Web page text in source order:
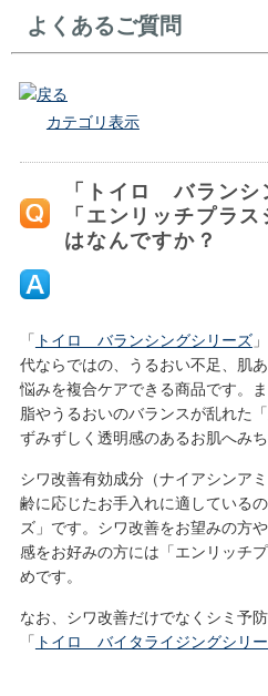
よくあるご質問
戻る
カテゴリ表示
「トイロ バランシ
「エンリッチプラ
はなんですか？
「 トイロ バランシングシリーズ
代ならではの、うるおい不足、肌
悩みを複合ケアできる商品です。
脂やうるおいのバランスが乱れた
ずみずしく透明感のあるお肌へみち
シワ改善有効成分（ナイアシンア
齢に応じたお手入れに適している
ズ」です。シワ改善をお望みの方
感をお好みの方には「エンリッチ
めです。
なお、シワ改善だけでなくシミ予
「 トイロ バイタライジングシリ